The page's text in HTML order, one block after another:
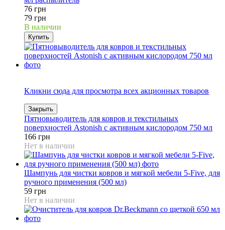
76 грн
79 грн
В наличии
Купить
Кликни сюда для просмотра всех акционных товаров
Закрыть
Пятновыводитель для ковров и текстильных
поверхностей Astonish с активным кислородом 750 мл
166 грн
Нет в наличии
Шампунь для чистки ковров и мягкой мебели 5-Five, для
ручного применения (500 мл)
59 грн
Нет в наличии